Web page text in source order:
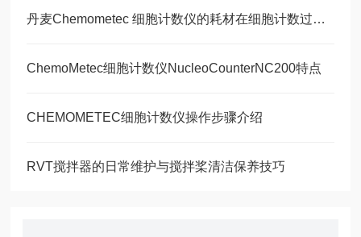
丹麦Chemometec 细胞计数仪的耗材在细胞计数过程中的使用
ChemoMetec细胞计数仪NucleoCounterNC200特点
CHEMOMETEC细胞计数仪操作步骤介绍
RVT搅拌器的日常维护与搅拌桨清洁保养技巧